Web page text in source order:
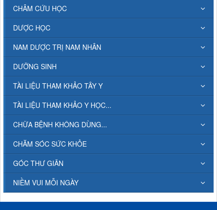
CHÂM CỨU HỌC
DƯỢC HỌC
NAM DƯỢC TRỊ NAM NHÂN
DƯỠNG SINH
TÀI LIỆU THAM KHẢO TÂY Y
TÀI LIỆU THAM KHẢO Y HỌC...
CHỮA BỆNH KHÔNG DÙNG...
CHĂM SÓC SỨC KHỎE
GÓC THƯ GIÃN
NIỀM VUI MỖI NGÀY